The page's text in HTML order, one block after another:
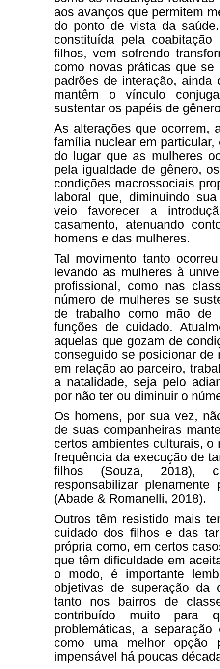
aos avanços que permitem
do ponto de vista da
constituída pela
filhos, vem sofrendo
como novas práticas que
padrões de interação,
mantêm o vínculo
sustentar os papéis de
As alterações que ocorrem,
família nuclear em
do lugar que as mulheres
pela igualdade de gênero,
condições macrossociais
laboral que, diminuindo
veio favorecer a
casamento, atenuando
homens e das mulheres.
Tal movimento tanto
levando as mulheres à
profissional, como nas
número de mulheres se
de trabalho como mão de
funções de cuidado.
aquelas que gozam de
conseguido se posicionar de
em relação ao parceiro,
a natalidade, seja pelo
por não ter ou diminuir o
Os homens, por sua vez,
de suas companheiras
certos ambientes culturais,
frequência da execução de
filhos (Souza, 2018),
responsabilizar
(Abade & Romanelli, 2018).
Outros têm resistido mais
cuidado dos filhos e das
própria como, em certos
que têm dificuldade em
o modo, é importante
objetivas de superação da
tanto nos bairros de
contribuído muito para
problemáticas, a
como uma melhor opção
impensável há poucas